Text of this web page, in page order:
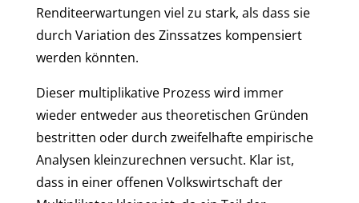
Renditeerwartungen viel zu stark, als dass sie
durch Variation des Zinssatzes kompensiert
werden könnten.
Dieser multiplikative Prozess wird immer
wieder entweder aus theoretischen Gründen
bestritten oder durch zweifelhafte empirische
Analysen kleinzurechnen versucht. Klar ist,
dass in einer offenen Volkswirtschaft der